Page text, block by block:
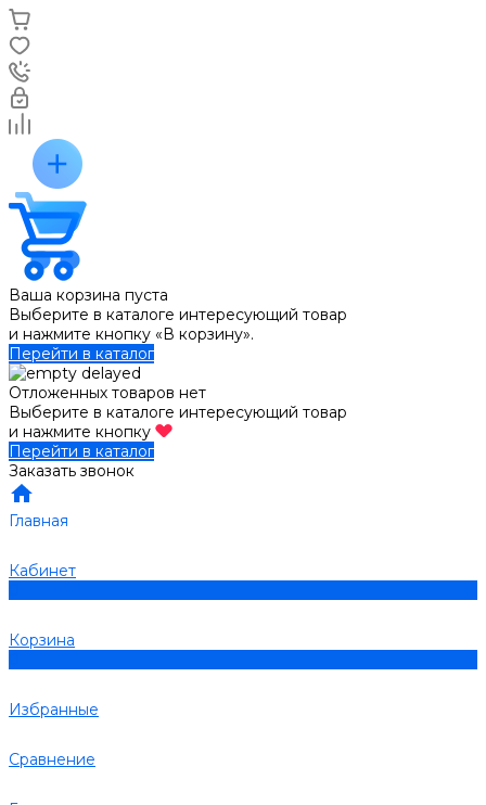
Ваша корзина пуста
Выберите в каталоге интересующий товар
и нажмите кнопку «В корзину».
Перейти в каталог
Отложенных товаров нет
Выберите в каталоге интересующий товар
и нажмите кнопку
Перейти в каталог
Заказать звонок
Главная
Кабинет
Корзина
Избранные
Сравнение